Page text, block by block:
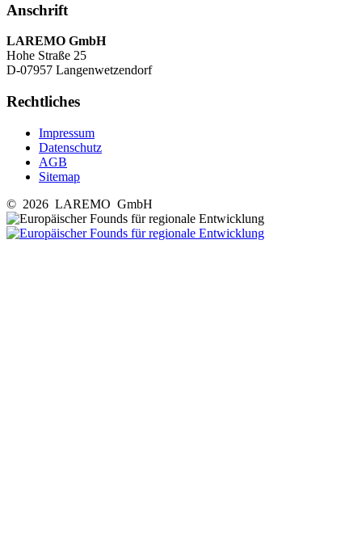
Anschrift
LAREMO GmbH
Hohe Straße 25
D-07957 Langenwetzendorf
Rechtliches
Impressum
Datenschutz
AGB
Sitemap
© 2026 LAREMO GmbH